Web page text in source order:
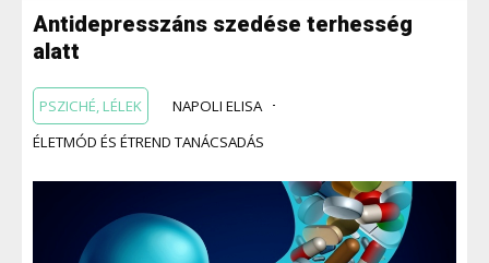
Antidepresszáns szedése terhesség
alatt
PSZICHÉ, LÉLEK
NAPOLI ELISA
ÉLETMÓD ÉS ÉTREND TANÁCSADÁS